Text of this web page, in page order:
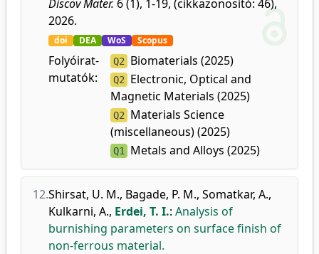
Discov Mater. 6 (1), 1-19, (cikkazonosító: 46),
2026.
doi DEA WoS Scopus
Folyóirat-
mutatók:
Q2 Biomaterials (2025)
Q2 Electronic, Optical and
Magnetic Materials (2025)
Q2 Materials Science
(miscellaneous) (2025)
Q1 Metals and Alloys (2025)
12.Shirsat, U. M., Bagade, P. M., Somatkar, A.,
Kulkarni, A., Erdei, T. I.: Analysis of
burnishing parameters on surface finish of
non-ferrous material.